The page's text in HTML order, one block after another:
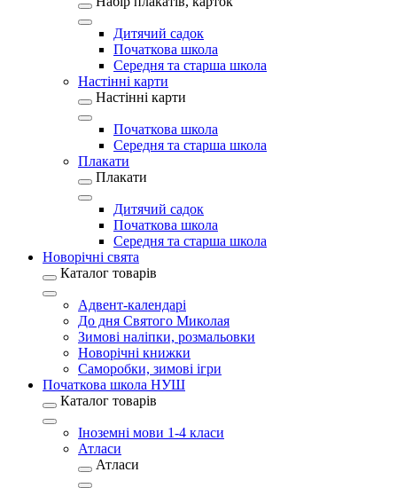
Дитячий садок
Початкова школа
Середня та старша школа
Настінні карти
Настінні карти
Початкова школа
Середня та старша школа
Плакати
Плакати
Дитячий садок
Початкова школа
Середня та старша школа
Новорічні свята
Каталог товарів
Адвент-календарі
До дня Святого Миколая
Зимові наліпки, розмальовки
Новорічні книжки
Саморобки, зимові ігри
Початкова школа НУШ
Каталог товарів
Іноземні мови 1-4 класи
Атласи
Атласи